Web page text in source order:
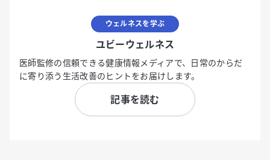
ウェルネスを学ぶ
ユビーウェルネス
医師監修の信頼できる健康情報メディアで、日常のからだ
に寄り添う生活改善のヒントをお届けします。
記事を読む